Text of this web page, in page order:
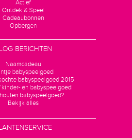
Actief
Ontdek & Speel
Cadeaubonnen
Opbergen
BERICHTEN
Naamcadeau
babyspeelgoed
babyspeelgoed 2015
kinder- en babyspeelgoed
babyspeelgoed?
Bekijk alles